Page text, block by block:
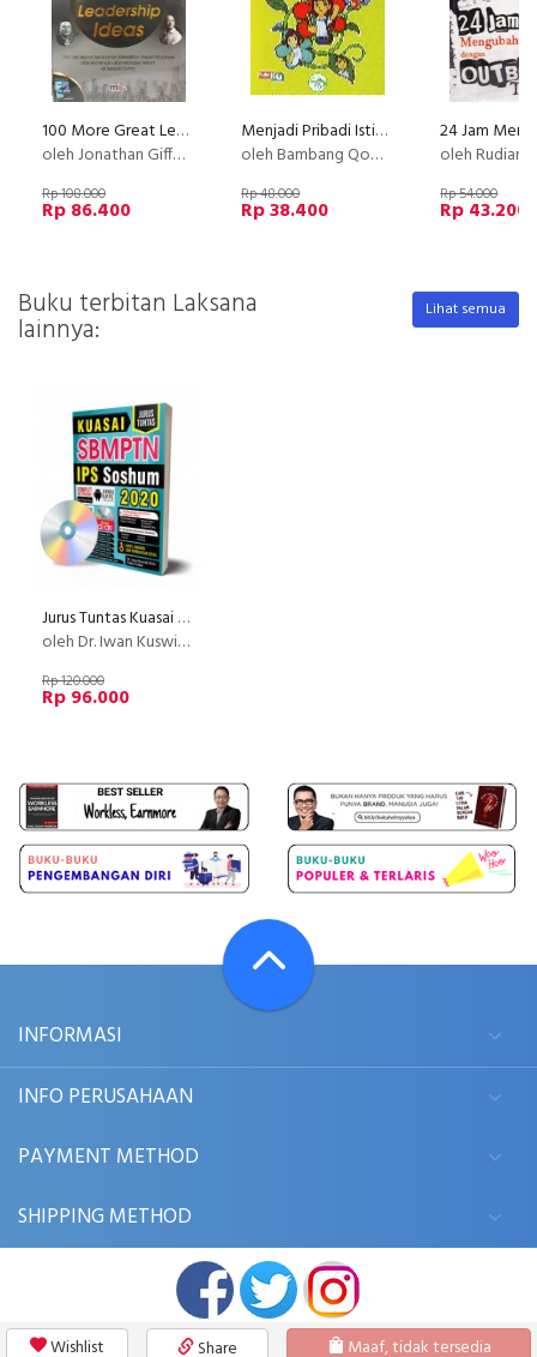
100 More Great Leadership Ideas
oleh Jonathan Gifford
Rp 108.000
Rp 86.400
Menjadi Pribadi Istimewa
oleh Bambang Qomruzzman
Rp 48.000
Rp 38.400
oleh
Rp 54.000
Rp 43.200
Buku terbitan Laksana
lainnya:
Lihat semua
Jurus Tuntas Kuasai SBMPTN IPS Soshum 2020
oleh Dr. Iwan Kuswidi, M.Sc. Pakar Tentor
Rp 120.000
Rp 96.000
Wishlist Share Maaf, tidak tersedia
INFORMASI
INFO PERUSAHAAN
PAYMENT METHOD
SHIPPING METHOD